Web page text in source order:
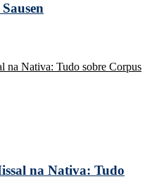
na Nativa: Tudo